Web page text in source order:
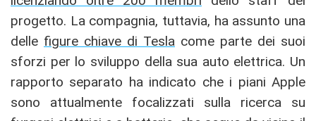
progetto. La compagnia, tuttavia, ha assunto una
delle figure chiave di Tesla come parte dei suoi
sforzi per lo sviluppo della sua auto elettrica. Un
rapporto separato ha indicato che i piani Apple
sono attualmente focalizzati sulla ricerca su